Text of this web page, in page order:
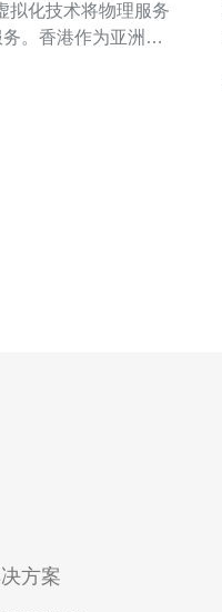
拟化技术将物理服务
。香港作为亚洲的
和开发者的首选。
方案